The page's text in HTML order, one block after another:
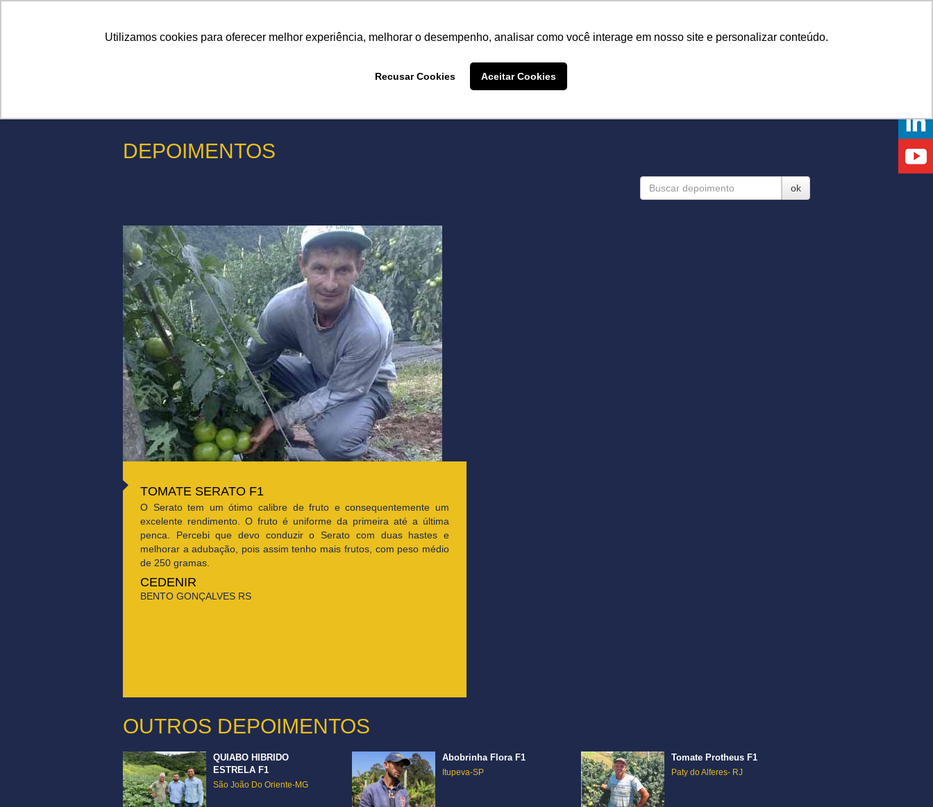
Utilizamos cookies para oferecer melhor experiência, melhorar o desempenho, analisar como você interage em nosso site e personalizar conteúdo.
Recusar Cookies Aceitar Cookies
DEPOIMENTOS
ok
TOMATE SERATO F1
O Serato tem um ótimo calibre de fruto e consequentemente um
excelente rendimento. O fruto é uniforme da primeira até a última
penca. Percebi que devo conduzir o Serato com duas hastes e
melhorar a adubação, pois assim tenho mais frutos, com peso médio
de 250 gramas.
CEDENIR
BENTO GONÇALVES RS
OUTROS DEPOIMENTOS
QUIABO HIBRIDO
ESTRELA F1
São João Do Oriente-MG
Abobrinha Flora F1
Itupeva-SP
Tomate Protheus F1
Paty do Alferes- RJ